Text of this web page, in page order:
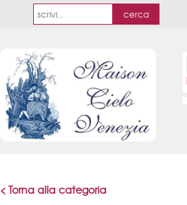
< Torna alla categoria